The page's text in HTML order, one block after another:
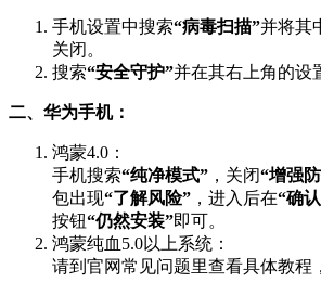
手机设置中搜索“病毒扫描”并将其
关闭。
搜索“安全守护”并在其右上角的设
二、华为手机：
鸿蒙4.0：
手机搜索“纯净模式” ，关闭“增强
包出现“了解风险” ，进入后在“确
按钮“仍然安装”即可。
鸿蒙纯血5.0以上系统：
请到官网常见问题里查看具体教程